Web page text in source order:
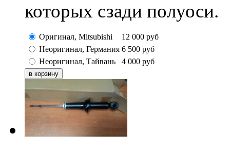
которых сзади полуоси.
Оригинал, Mitsubishi 12 000 руб
Неоригинал, Германия 6 500 руб
Неоригинал, Тайвань
4 000 руб